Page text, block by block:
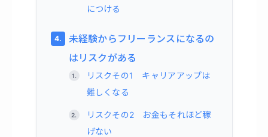
につける
未経験からフリーランスになるの
はリスクがある
リスクその1 キャリアアップは
難しくなる
リスクその2 お金もそれほど稼
げない